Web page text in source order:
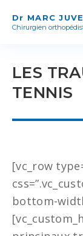
Dr MARC
Chirurgien
LES
TENNIS
[vc_row
bottom-